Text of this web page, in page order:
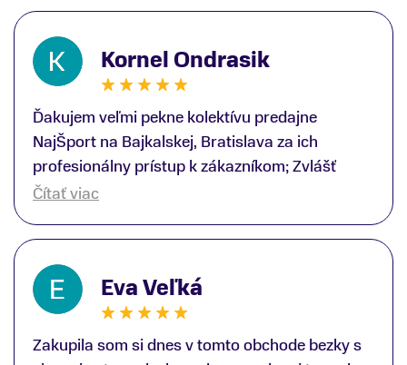
Kornel Ondrasik
Ďakujem veľmi pekne kolektívu predajne
NajŠport na Bajkalskej, Bratislava za ich
profesionálny prístup k zákazníkom; Zvlášť
ďakujem špecialistovi Martinovi Gunišovi za
lyžiarskej obuvi, ako aj prilby.. všetko značka
Atomic; Pán Martin Guniš mi svojou
odbornosťou otvoril nové obzory a dozvedel
som sa, vďaka jeho profesionálnemu prístupu k
zákazníkovi, up-to-date informácie o nových
Čítať viac
Eva Veľká
Zakupila som si dnes v tomto obchode bezky s